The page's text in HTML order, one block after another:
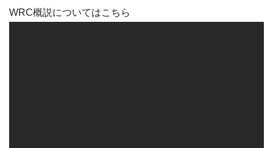
WRC概説についてはこちら